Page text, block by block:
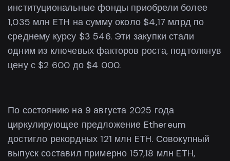
институциональные фонды приобрели более
1,035 млн ETH на сумму около $4,17 млрд по
среднему курсу $3 546. Эти закупки стали
одним из ключевых факторов роста, подтолкнув
цену с $2 600 до $4 000.
По состоянию на 9 августа 2025 года
циркулирующее предложение Ethereum
достигло рекордных 121 млн ETH. Совокупный
выпуск составил примерно 157,18 млн ETH,